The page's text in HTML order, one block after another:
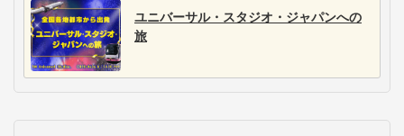
ユニバーサル・スタジオ・ジャパンへの
旅